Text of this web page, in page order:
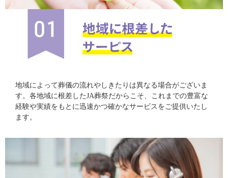
地域によって葬儀の流れやしきたりは異なる場合がございま
す。各地域に根差したJA葬祭だからこそ、これまでの豊富な
経験や実績をもとに迅速かつ確かなサービスをご提供いたし
ます。